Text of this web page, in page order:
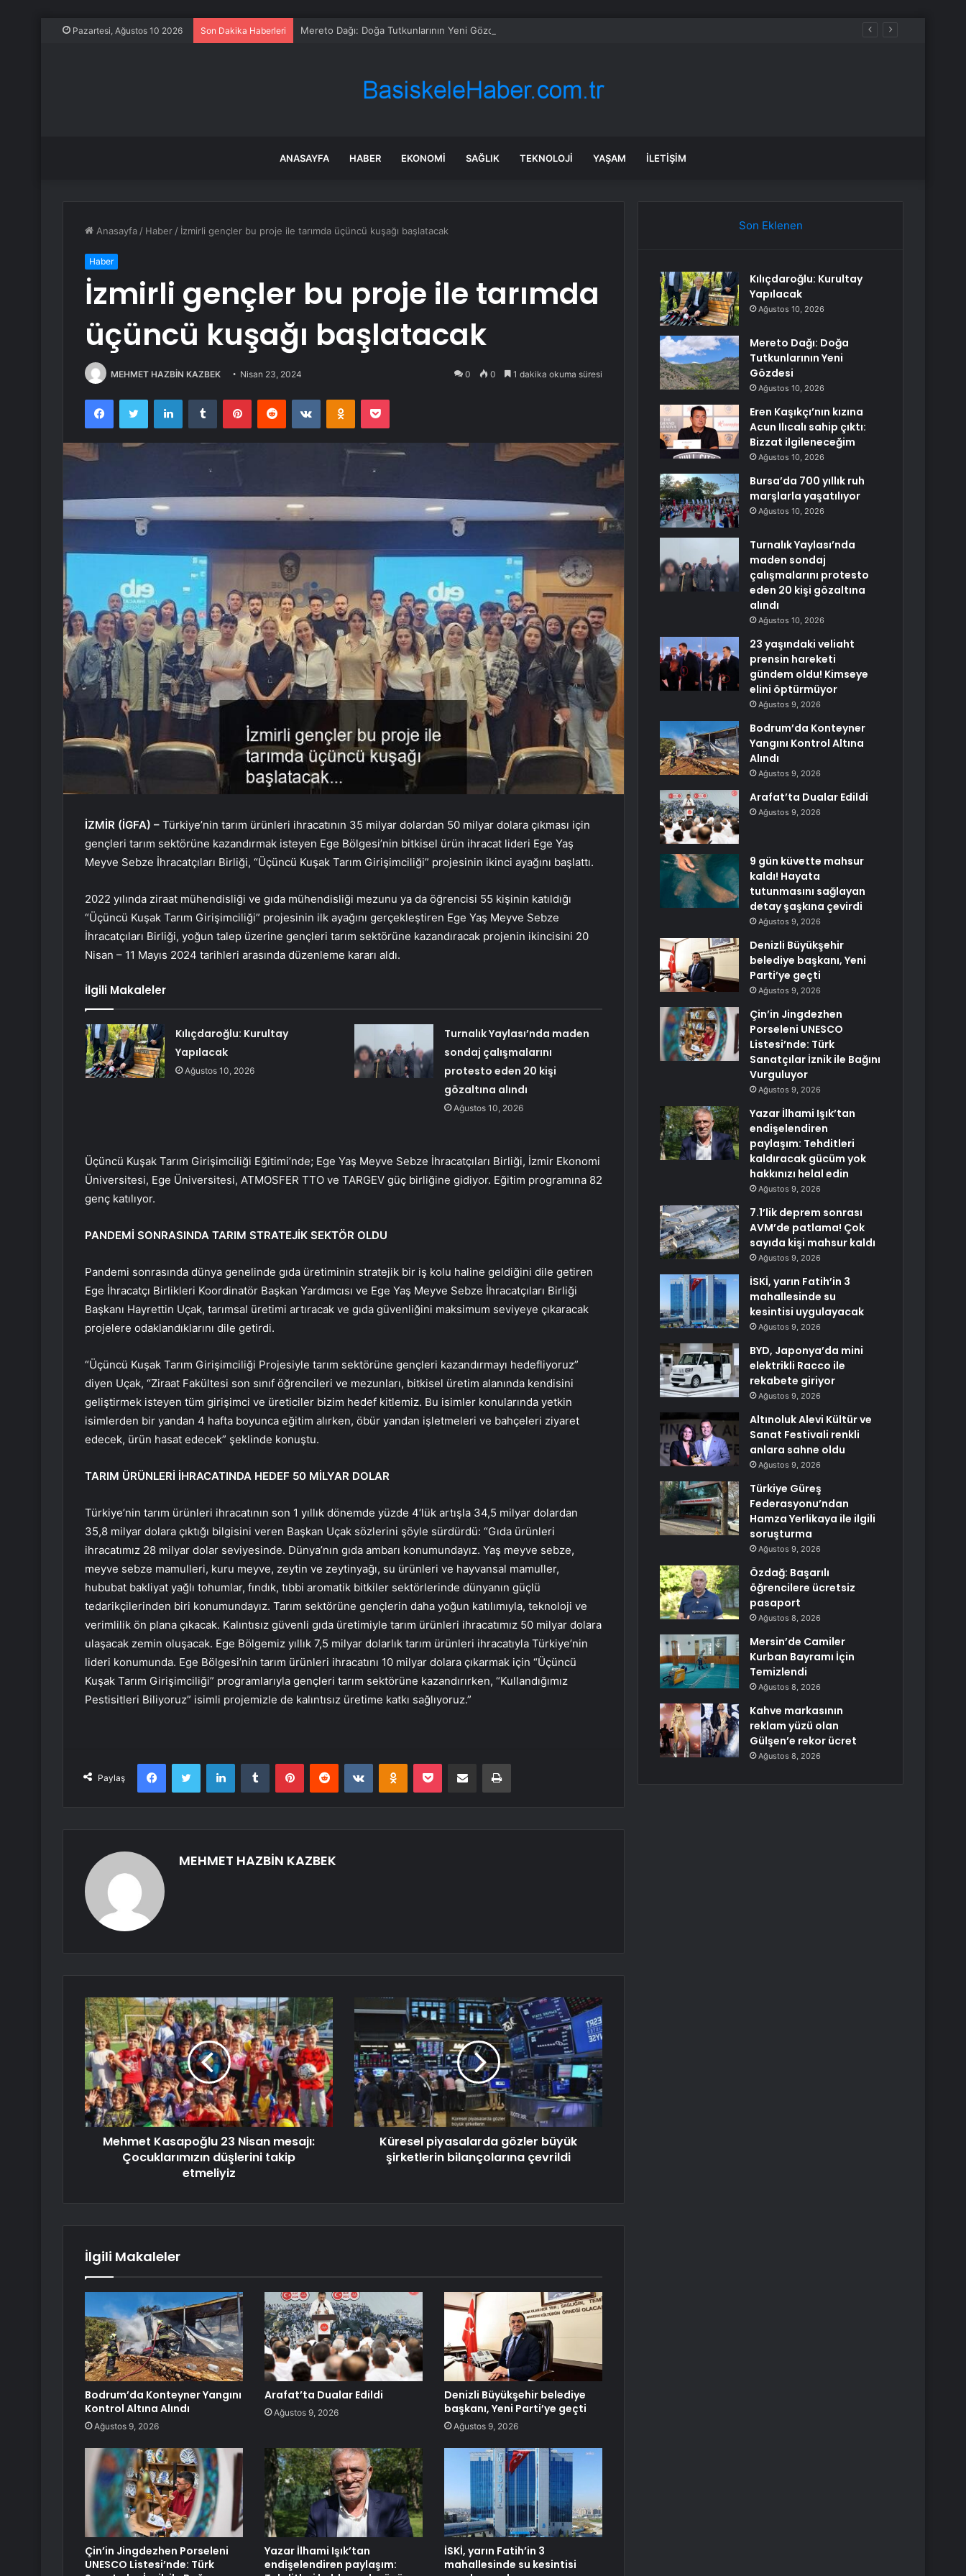
Pazartesi, Ağustos 10 2026 Son Dakika Haberleri Mereto Dağı: Doğa Tutkunlarının Yeni Gözdesi
ANASAYFA HABER EKONOMI SAĞLIK TEKNOLOJI YAŞAM İLETIŞIM
Anasayfa / Haber / İzmirli gençler bu proje ile tarımda üçüncü kuşağı başlatacak
Haber
İzmirli gençler bu proje ile tarımda
üçüncü kuşağı başlatacak
MEHMET HAZBİN KAZBEK Nisan 23, 2024 0 0 1 dakika okuma süresi
FacebookTwitter LinkedInTumblr PinterestReddit VKontakteOdnoklassniki
Pocket
İZMİR (İGFA) – Türkiye’nin tarım ürünleri ihracatının 35 milyar dolardan 50 milyar dolara çıkması için
gençleri tarım sektörüne kazandırmak isteyen Ege Bölgesi’nin bitkisel ürün ihracat lideri Ege Yaş
Meyve Sebze İhracatçıları Birliği, “Üçüncü Kuşak Tarım Girişimciliği” projesinin ikinci ayağını başlattı.
2022 yılında ziraat mühendisliği ve gıda mühendisliği mezunu ya da öğrencisi 55 kişinin katıldığı
“Üçüncü Kuşak Tarım Girişimciliği” projesinin ilk ayağını gerçekleştiren Ege Yaş Meyve Sebze
İhracatçıları Birliği, yoğun talep üzerine gençleri tarım sektörüne kazandıracak projenin ikincisini 20
Nisan – 11 Mayıs 2024 tarihleri arasında düzenleme kararı aldı.
İlgili Makaleler
Kılıçdaroğlu: Kurultay
Yapılacak
Ağustos 10, 2026
Turnalık Yaylası’nda maden
sondaj çalışmalarını
protesto eden 20 kişi
gözaltına alındı
Ağustos 10, 2026
Üçüncü Kuşak Tarım Girişimciliği Eğitimi’nde; Ege Yaş Meyve Sebze İhracatçıları Birliği, İzmir Ekonomi
Üniversitesi, Ege Üniversitesi, ATMOSFER TTO ve TARGEV güç birliğine gidiyor. Eğitim programına 82
genç katılıyor.
PANDEMİ SONRASINDA TARIM STRATEJİK SEKTÖR OLDU
Pandemi sonrasında dünya genelinde gıda üretiminin stratejik bir iş kolu haline geldiğini dile getiren
Ege İhracatçı Birlikleri Koordinatör Başkan Yardımcısı ve Ege Yaş Meyve Sebze İhracatçıları Birliği
Başkanı Hayrettin Uçak, tarımsal üretimi artıracak ve gıda güvenliğini maksimum seviyeye çıkaracak
projelere odaklandıklarını dile getirdi.
“Üçüncü Kuşak Tarım Girişimciliği Projesiyle tarım sektörüne gençleri kazandırmayı hedefliyoruz”
diyen Uçak, “Ziraat Fakültesi son sınıf öğrencileri ve mezunları, bitkisel üretim alanında kendisini
geliştirmek isteyen tüm girişimci ve üreticiler bizim hedef kitlemiz. Bu isimler konularında yetkin
isimlerden bir yandan 4 hafta boyunca eğitim alırken, öbür yandan işletmeleri ve bahçeleri ziyaret
edecek, ürün hasat edecek” şeklinde konuştu.
TARIM ÜRÜNLERİ İHRACATINDA HEDEF 50 MİLYAR DOLAR
Türkiye’nin tarım ürünleri ihracatının son 1 yıllık dönemde yüzde 4’lük artışla 34,5 milyar dolardan
35,8 milyar dolara çıktığı bilgisini veren Başkan Uçak sözlerini şöyle sürdürdü: “Gıda ürünleri
ihracatımız 28 milyar dolar seviyesinde. Dünya’nın gıda ambarı konumundayız. Yaş meyve sebze,
meyve sebze mamulleri, kuru meyve, zeytin ve zeytinyağı, su ürünleri ve hayvansal mamuller,
hububat bakliyat yağlı tohumlar, fındık, tıbbi aromatik bitkiler sektörlerinde dünyanın güçlü
tedarikçilerinden biri konumundayız. Tarım sektörüne gençlerin daha yoğun katılımıyla, teknoloji ve
verimlilik ön plana çıkacak. Kalıntısız güvenli gıda üretimiyle tarım ürünleri ihracatımız 50 milyar dolara
ulaşacak zemin oluşacak. Ege Bölgemiz yıllık 7,5 milyar dolarlık tarım ürünleri ihracatıyla Türkiye’nin
lideri konumunda. Ege Bölgesi’nin tarım ürünleri ihracatını 10 milyar dolara çıkarmak için “Üçüncü
Kuşak Tarım Girişimciliği” programlarıyla gençleri tarım sektörüne kazandırırken, “Kullandığımız
Pestisitleri Biliyoruz” isimli projemizle de kalıntısız üretime katkı sağlıyoruz.”
Paylaş
FacebookTwitter LinkedInTumblr PinterestReddit VKontakteOdnoklassniki
Pocket E-Posta ile paylaş Yazdır
MEHMET HAZBİN KAZBEK
Mehmet Kasapoğlu 23 Nisan mesajı:
Çocuklarımızın düşlerini takip
etmeliyiz
Küresel piyasalarda gözler büyük
şirketlerin bilançolarına çevrildi
İlgili Makaleler
Bodrum’da Konteyner Yangını
Kontrol Altına Alındı
Ağustos 9, 2026
Arafat’ta Dualar Edildi
Ağustos 9, 2026
Denizli Büyükşehir belediye
başkanı, Yeni Parti’ye geçti
Ağustos 9, 2026
Çin’in Jingdezhen Porseleni
UNESCO Listesi’nde: Türk
Yazar İlhami Işık’tan
endişelendiren paylaşım:
İSKİ, yarın Fatih’in 3
mahallesinde su kesintisi
Son Eklenen
Kılıçdaroğlu: Kurultay
Yapılacak
Ağustos 10, 2026
Mereto Dağı: Doğa
Tutkunlarının Yeni
Gözdesi
Ağustos 10, 2026
Eren Kaşıkçı’nın kızına
Acun Ilıcalı sahip çıktı:
Bizzat ilgileneceğim
Ağustos 10, 2026
Bursa’da 700 yıllık ruh
marşlarla yaşatılıyor
Ağustos 10, 2026
Turnalık Yaylası’nda
maden sondaj
çalışmalarını protesto
eden 20 kişi gözaltına
alındı
Ağustos 10, 2026
23 yaşındaki veliaht
prensin hareketi
gündem oldu! Kimseye
elini öptürmüyor
Ağustos 9, 2026
Bodrum’da Konteyner
Yangını Kontrol Altına
Alındı
Ağustos 9, 2026
Arafat’ta Dualar Edildi
Ağustos 9, 2026
9 gün küvette mahsur
kaldı! Hayata
tutunmasını sağlayan
detay şaşkına çevirdi
Ağustos 9, 2026
Denizli Büyükşehir
belediye başkanı, Yeni
Parti’ye geçti
Ağustos 9, 2026
Çin’in Jingdezhen
Porseleni UNESCO
Listesi’nde: Türk
Sanatçılar İznik ile Bağını
Vurguluyor
Ağustos 9, 2026
Yazar İlhami Işık’tan
endişelendiren
paylaşım: Tehditleri
kaldıracak gücüm yok
hakkınızı helal edin
Ağustos 9, 2026
7.1’lik deprem sonrası
AVM’de patlama! Çok
sayıda kişi mahsur kaldı
Ağustos 9, 2026
İSKİ, yarın Fatih’in 3
mahallesinde su
kesintisi uygulayacak
Ağustos 9, 2026
BYD, Japonya’da mini
elektrikli Racco ile
rekabete giriyor
Ağustos 9, 2026
Altınoluk Alevi Kültür ve
Sanat Festivali renkli
anlara sahne oldu
Ağustos 9, 2026
Türkiye Güreş
Federasyonu’ndan
Hamza Yerlikaya ile ilgili
soruşturma
Ağustos 9, 2026
Özdağ: Başarılı
öğrencilere ücretsiz
pasaport
Ağustos 8, 2026
Mersin’de Camiler
Kurban Bayramı İçin
Temizlendi
Ağustos 8, 2026
Kahve markasının
reklam yüzü olan
Gülşen’e rekor ücret
Ağustos 8, 2026